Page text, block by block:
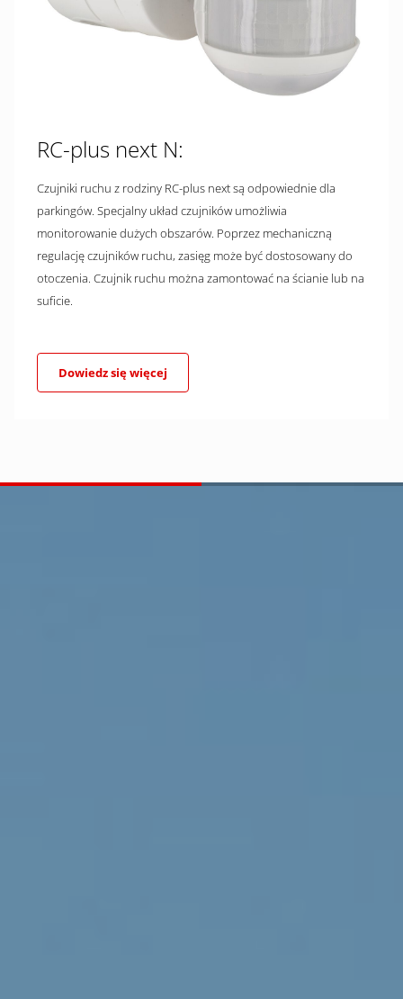
RC-plus next N:
Czujniki ruchu z rodziny RC-plus next są odpowiednie dla
parkingów. Specjalny układ czujników umożliwia
monitorowanie dużych obszarów. Poprzez mechaniczną
regulację czujników ruchu, zasięg może być dostosowany do
otoczenia. Czujnik ruchu można zamontować na ścianie lub na
suficie.
Dowiedz się więcej